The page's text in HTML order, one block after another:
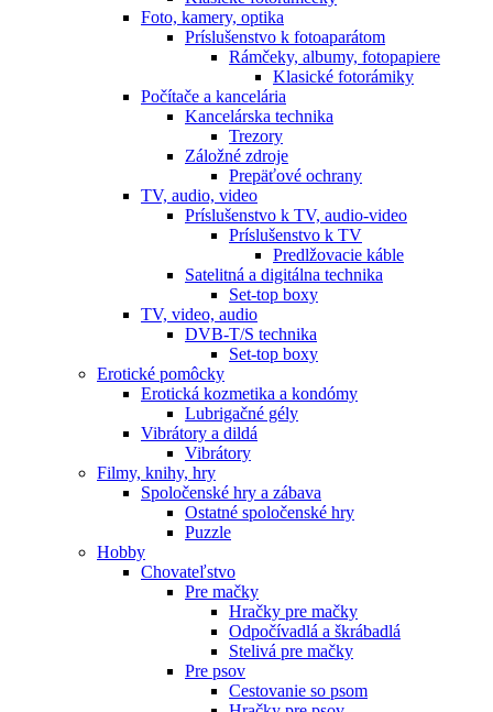
Foto, kamery, optika
Príslušenstvo k fotoaparátom
Rámčeky, albumy, fotopapiere
Klasické fotorámiky
Počítače a kancelária
Kancelárska technika
Trezory
Záložné zdroje
Prepäťové ochrany
TV, audio, video
Príslušenstvo k TV, audio-video
Príslušenstvo k TV
Predlžovacie káble
Satelitná a digitálna technika
Set-top boxy
TV, video, audio
DVB-T/S technika
Set-top boxy
Erotické pomôcky
Erotická kozmetika a kondómy
Lubrigačné gély
Vibrátory a dildá
Vibrátory
Filmy, knihy, hry
Spoločenské hry a zábava
Ostatné spoločenské hry
Puzzle
Hobby
Chovateľstvo
Pre mačky
Hračky pre mačky
Odpočívadlá a škrábadlá
Stelivá pre mačky
Pre psov
Cestovanie so psom